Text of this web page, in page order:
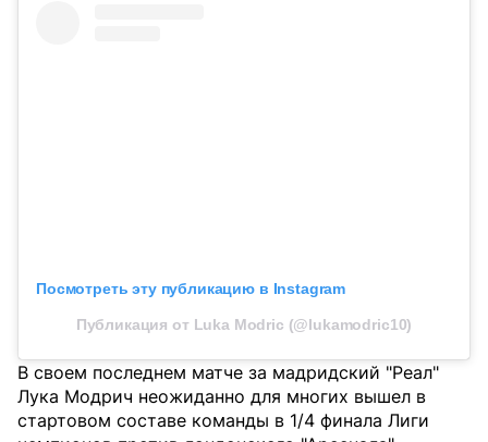
Посмотреть эту публикацию в Instagram
Публикация от Luka Modric (@lukamodric10)
В своем последнем матче за мадридский "Реал"
Лука Модрич неожиданно для многих вышел в
стартовом составе команды в 1/4 финала Лиги